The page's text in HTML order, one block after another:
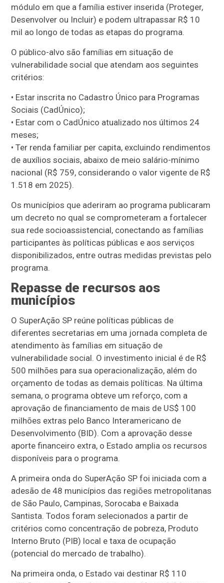
módulo em que a família estiver inserida (Proteger,
Desenvolver ou Incluir) e podem ultrapassar R$ 10
mil ao longo de todas as etapas do programa.
O público-alvo são famílias em situação de
vulnerabilidade social que atendam aos seguintes
critérios:
• Estar inscrita no Cadastro Único para Programas
Sociais (CadÚnico);
• Estar com o CadÚnico atualizado nos últimos 24
meses;
• Ter renda familiar per capita, excluindo rendimentos
de auxílios sociais, abaixo de meio salário-mínimo
nacional (R$ 759, considerando o valor vigente de R$
1.518 em 2025).
Os municípios que aderiram ao programa publicaram
um decreto no qual se comprometeram a fortalecer
sua rede socioassistencial, conectando as famílias
participantes às políticas públicas e aos serviços
disponibilizados, entre outras medidas previstas pelo
programa.
Repasse de recursos aos
municípios
O SuperAção SP reúne políticas públicas de
diferentes secretarias em uma jornada completa de
atendimento às famílias em situação de
vulnerabilidade social. O investimento inicial é de R$
500 milhões para sua operacionalização, além do
orçamento de todas as demais políticas. Na última
semana, o programa obteve um reforço, com a
aprovação de financiamento de mais de US$ 100
milhões extras pelo Banco Interamericano de
Desenvolvimento (BID). Com a aprovação desse
aporte financeiro extra, o Estado amplia os recursos
disponíveis para o programa.
A primeira onda do SuperAção SP foi iniciada com a
adesão de 48 municípios das regiões metropolitanas
de São Paulo, Campinas, Sorocaba e Baixada
Santista. Todos foram selecionados a partir de
critérios como concentração de pobreza, Produto
Interno Bruto (PIB) local e taxa de ocupação
(potencial do mercado de trabalho).
Na primeira onda, o Estado vai destinar R$ 110